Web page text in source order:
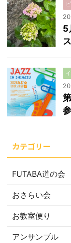
5
カテゴリー
FUTABA道の会
おさらい会
お教室便り
アンサンブル